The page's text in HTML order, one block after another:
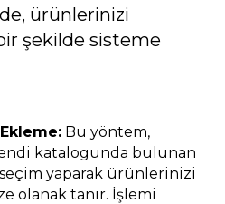
ürünlerinizi
şekilde sisteme
Bu yöntem,
katalogunda bulunan
yaparak ürünlerinizi
olanak tanır. İşlemi